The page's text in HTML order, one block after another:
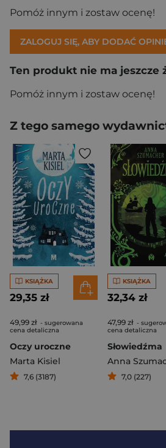
Pomóż innym i zostaw ocenę!
ZALOGUJ SIĘ, ABY DODAĆ
Ten produkt nie ma jeszcze
Pomóż innym i zostaw ocenę!
Z tego samego
KSIĄŻKA
29,35 zł
49,99 zł - sugerowana
cena detaliczna
Oczy uroczne
Marta Kisiel
7,6 (3187)
KSIĄŻKA
32,34 zł
47,99 zł -
cena detaliczna
Słowiedźma
Anna
7,0 (227)